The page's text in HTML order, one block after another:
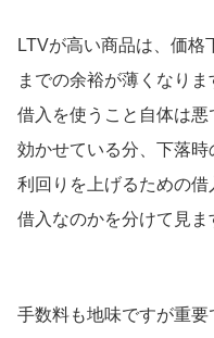
LTVが高い商品は、価格
までの余裕が薄くなりま
借入を使うこと自体は
効かせている分、下落時
利回りを上げるための
借入なのかを分けて見ま
手数料も地味ですが重要